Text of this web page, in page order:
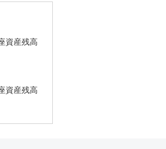
資産残高
資産残高